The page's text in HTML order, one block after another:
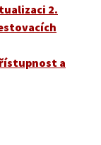
2.
a